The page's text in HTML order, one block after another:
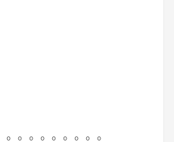
。。。。。。。。